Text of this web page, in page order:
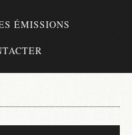
ÉMISSIONS